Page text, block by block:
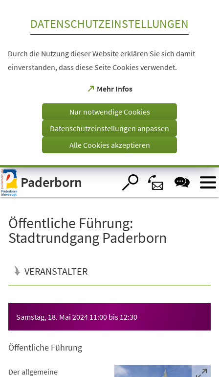
Visuelle
Assistenzsoftware
öffnen.
DATENSCHUTZEINSTELLUNGEN
Durch die Nutzung dieser Website erklären Sie sich damit
einverstanden, dass diese Seite Cookies verwendet.
Mehr Infos
(Öffnet
einem
Tab)
Nur notwendige Cookies
Datenschutzeinstellungen anpassen
Alle Cookies akzeptieren
Paderborn
Öffentliche Führung:
Stadtrundgang Paderborn
VERANSTALTER
Samstag, 18. Mai 2024 11:00 bis 12:30
Öffentliche Führung
Der allgemeine